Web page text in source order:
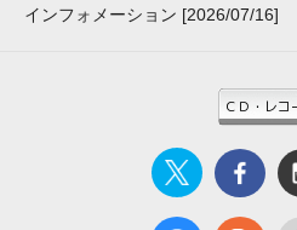
インフォメーション [2026/07/16]